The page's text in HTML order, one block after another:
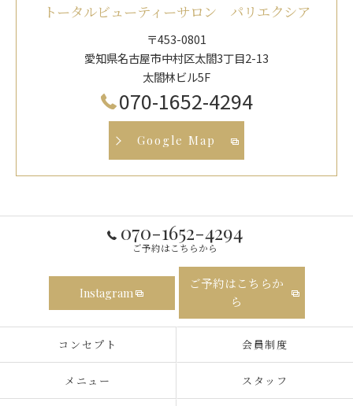
トータルビューティーサロン パリエクシア
〒453-0801
愛知県名古屋市中村区太閤3丁目2-13
太閤林ビル5F
070-1652-4294
Google Map
070-1652-4294
ご予約はこちらから
Instagram
ご予約はこちらか
ら
コンセプト 会員制度
メニュー スタッフ